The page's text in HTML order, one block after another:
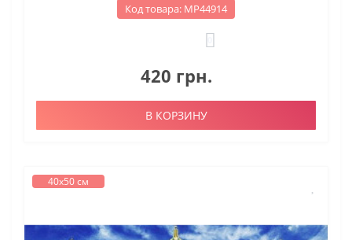
Код товара: МР44914
420 грн.
В КОРЗИНУ
40х50 см